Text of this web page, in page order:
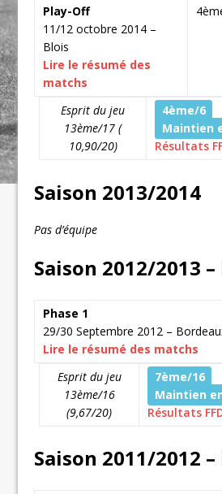
Play-Off
11/12 octobre 2014 –
Blois
Lire le résumé des
matchs
Esprit du jeu
13ème/17 (
10,90/20)
4ème/6
Maintien
Résultats
Saison 2013/2014
Pas d’équipe
Saison 2012/2013
Phase 1
29/30 Septembre 2012 –
Lire le résumé des matchs
Esprit du jeu
13ème/16
(9,67/20)
7ème/16
Maintien
Résultats
Saison 2011/2012